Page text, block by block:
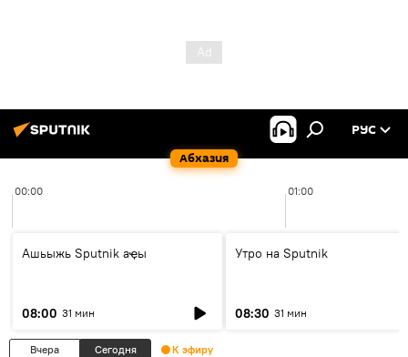
Абхазия
РУС
00:00 01:00
Ашьыжь Sputnik аҿы
08:00 31 мин
Утро на Sputnik
08:30 31 мин
Вчера Сегодня К эфиру